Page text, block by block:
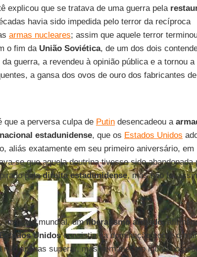
explicou que se tratava de uma guerra pela
havia sido impedida pelo terror da recíproca
armas nucleares; assim que aquele terror
o fim da União Soviética, de um dos dois
guerra, a revendeu à opinião pública e a tornou a
a gansa dos ovos de ouro dos fabricantes
que a perversa culpa de Putindesencadeou a
estadunidense, que os Estados Unidos
aliás exatamente em seu primeiro aniversário, em
se que aquela doutrina tivesse sido abandonada
peladireita estadunidense, mas não foi
no plano mundial, umliberalismo armado,
Unidosconsistia na dominação sobre o
não apenas superar, mas nem mesmo igualar o